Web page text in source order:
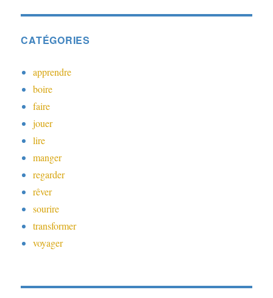
CATÉGORIES
apprendre
boire
faire
jouer
lire
manger
regarder
rêver
sourire
transformer
voyager